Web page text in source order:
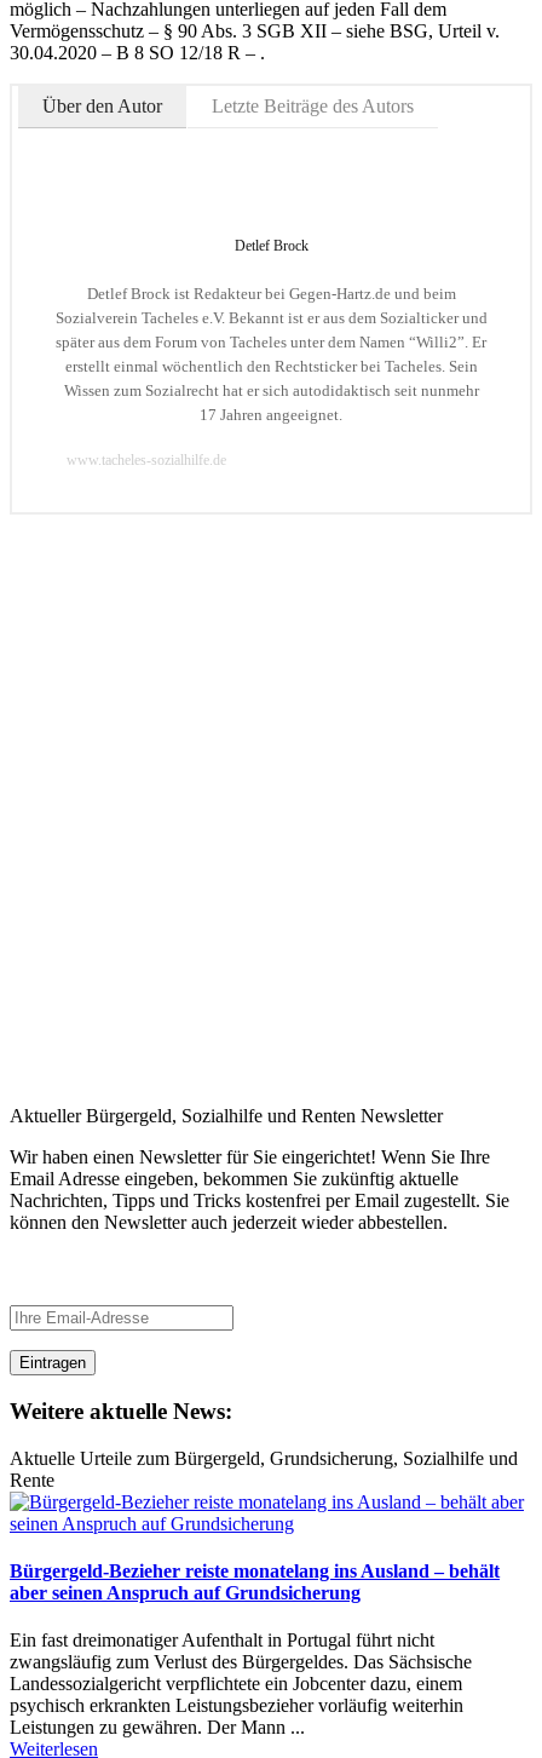
möglich – Nachzahlungen unterliegen auf jeden Fall dem
Vermögensschutz – § 90 Abs. 3 SGB XII – siehe BSG, Urteil v.
30.04.2020 – B 8 SO 12/18 R – .
Über den Autor Letzte Beiträge des Autors
Detlef Brock
Detlef Brock ist Redakteur bei Gegen-Hartz.de und beim
Sozialverein Tacheles e.V. Bekannt ist er aus dem Sozialticker und
später aus dem Forum von Tacheles unter dem Namen “Willi2”. Er
erstellt einmal wöchentlich den Rechtsticker bei Tacheles. Sein
Wissen zum Sozialrecht hat er sich autodidaktisch seit nunmehr
17 Jahren angeeignet.
www.tacheles-sozialhilfe.de
Aktueller Bürgergeld, Sozialhilfe und Renten Newsletter
Wir haben einen Newsletter für Sie eingerichtet! Wenn Sie Ihre
Email Adresse eingeben, bekommen Sie zukünftig aktuelle
Nachrichten, Tipps und Tricks kostenfrei per Email zugestellt. Sie
können den Newsletter auch jederzeit wieder abbestellen.
Weitere aktuelle News:
Aktuelle Urteile zum Bürgergeld, Grundsicherung, Sozialhilfe und
Rente
Bürgergeld-Bezieher reiste monatelang ins Ausland – behält
aber seinen Anspruch auf Grundsicherung
Ein fast dreimonatiger Aufenthalt in Portugal führt nicht
zwangsläufig zum Verlust des Bürgergeldes. Das Sächsische
Landessozialgericht verpflichtete ein Jobcenter dazu, einem
psychisch erkrankten Leistungsbezieher vorläufig weiterhin
Leistungen zu gewähren. Der Mann ...
Weiterlesen